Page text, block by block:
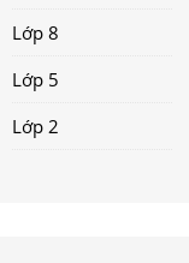
Lớp 8
Lớp 5
Lớp 2